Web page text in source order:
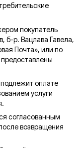
покупатель
б-р. Вацлава Гавела,
Почта», или по
оплате
услуги
согласованным
возвращения